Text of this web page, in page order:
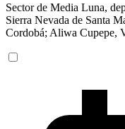
Sector de Media Luna,
Sierra Nevada de Santa
Cordobá; Aliwa Cupepe,